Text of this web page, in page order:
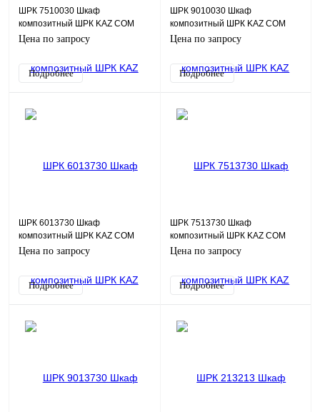
ШРК 7510030 Шкаф
композитный ШРК KAZ COM
(пластик), IP65, 750х1000х300
Цена по запросу
Подробнее
ШРК 9010030 Шкаф
композитный ШРК KAZ COM
(пластик), IP65, 900х1000х300
Цена по запросу
Подробнее
ШРК 6013730 Шкаф
композитный ШРК KAZ COM
(пластик), IP65, 600х1000х300
Цена по запросу
Подробнее
ШРК 7513730 Шкаф
композитный ШРК KAZ COM
(пластик), IP65, 750х1370х300
Цена по запросу
Подробнее